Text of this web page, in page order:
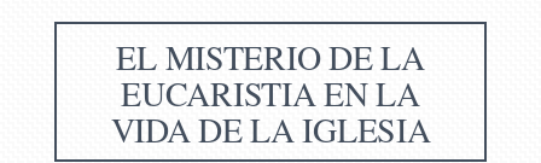
EL MISTERIO DE LA
EUCARISTIA EN LA
VIDA DE LA IGLESIA